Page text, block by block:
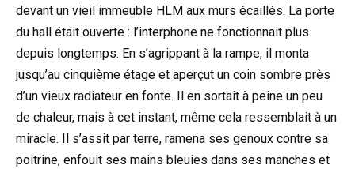
devant un vieil immeuble HLM aux murs écaillés. La porte
du hall était ouverte : l’interphone ne fonctionnait plus
depuis longtemps. En s’agrippant à la rampe, il monta
jusqu’au cinquième étage et aperçut un coin sombre près
d’un vieux radiateur en fonte. Il en sortait à peine un peu
de chaleur, mais à cet instant, même cela ressemblait à un
miracle. Il s’assit par terre, ramena ses genoux contre sa
poitrine, enfouit ses mains bleuies dans ses manches et